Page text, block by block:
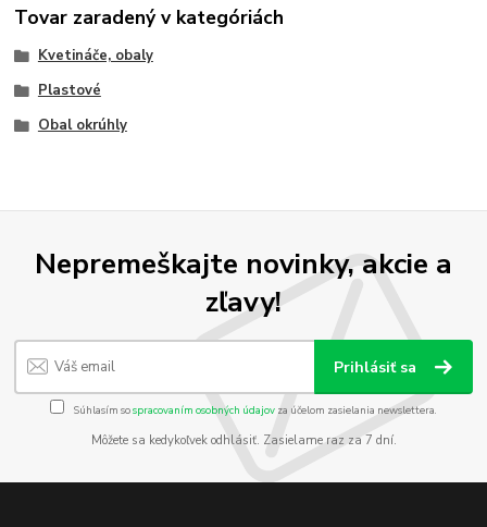
Tovar zaradený v kategóriách
Kvetináče, obaly
Plastové
Obal okrúhly
Nepremeškajte novinky, akcie a
zľavy!
Prihlásiť sa
Súhlasím sospracovaním osobných údajov za účelom zasielania newslettera.
Môžete sa kedykoľvek odhlásiť. Zasielame raz za 7 dní.